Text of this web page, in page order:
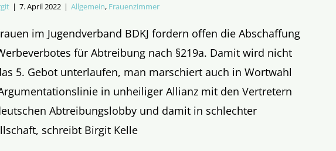
| 7. April 2022 | Allgemein, Frauenzimmer
im Jugendverband BDKJ fordern offen die Abschaffung
für Abtreibung nach §219a. Damit wird nicht
5. Gebot unterlaufen, man marschiert auch in Wortwahl
in unheiliger Allianz mit den Vertretern
Abtreibungslobby und damit in schlechter
schreibt Birgit Kelle